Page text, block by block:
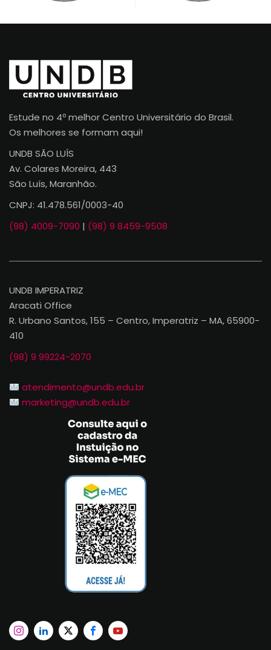
Estude no 4º melhor Centro Universitário do Brasil.
Os melhores se formam aqui!
UNDB SÃO LUÍS
Av. Colares Moreira, 443
São Luís, Maranhão.
CNPJ: 41.478.561/0003-40
(98) 4009-7090 | (98) 9 8459-9508
UNDB IMPERATRIZ
Aracati Office
R. Urbano Santos, 155 – Centro, Imperatriz – MA, 65900-
410
(98) 9 99224-2070
atendimento@undb.edu.br
marketing@undb.edu.br